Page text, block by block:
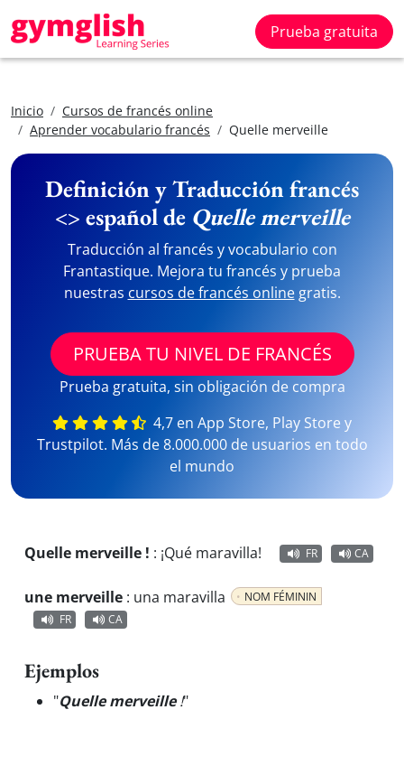
Prueba gratuita
Inicio
Cursos de francés online
Aprender vocabulario francés
Quelle merveille
Definición y Traducción francés
<> español de Quelle merveille
Traducción al francés y vocabulario con
Frantastique. Mejora tu francés y prueba
nuestras cursos de francés onlinegratis.
PRUEBA TU NIVEL DE FRANCÉS
Prueba gratuita, sin obligación de compra
4,7 en App Store, Play Store y
Trustpilot. Más de 8.000.000 de usuarios en todo
el mundo
Quelle merveille ! : ¡Qué maravilla! FR CA
une merveille : una maravilla
NOM FÉMININ
FR
CA
Ejemplos
"Quelle merveille!"